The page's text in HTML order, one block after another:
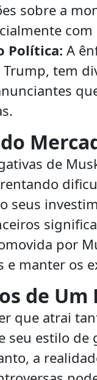
sobre a
Política: A
Trump, tem
de
seus
por
e manter os
de
que atrai
seu estilo de
a